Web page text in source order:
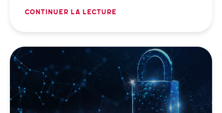
Continuer la lecture